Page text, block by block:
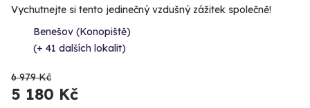
Vychutnejte si tento jedinečný vzdušný zážitek společně!
Benešov (Konopiště)
(+ 41 dalších lokalit)
6 979 Kč
5 180 Kč